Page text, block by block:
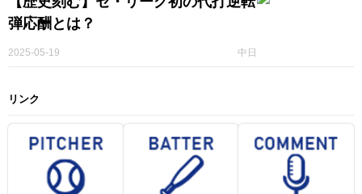
弾応酬とは？
中日
2025-05-19
リンク